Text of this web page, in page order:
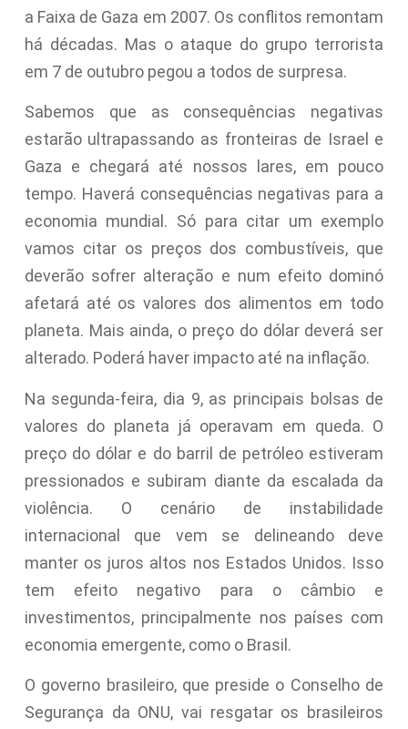
a Faixa de Gaza em 2007. Os conflitos remontam
há décadas. Mas o ataque do grupo terrorista
em 7 de outubro pegou a todos de surpresa.
Sabemos que as consequências negativas
estarão ultrapassando as fronteiras de Israel e
Gaza e chegará até nossos lares, em pouco
tempo. Haverá consequências negativas para a
economia mundial. Só para citar um exemplo
vamos citar os preços dos combustíveis, que
deverão sofrer alteração e num efeito dominó
afetará até os valores dos alimentos em todo
planeta. Mais ainda, o preço do dólar deverá ser
alterado. Poderá haver impacto até na inflação.
Na segunda-feira, dia 9, as principais bolsas de
valores do planeta já operavam em queda. O
preço do dólar e do barril de petróleo estiveram
pressionados e subiram diante da escalada da
violência. O cenário de instabilidade
internacional que vem se delineando deve
manter os juros altos nos Estados Unidos. Isso
tem efeito negativo para o câmbio e
investimentos, principalmente nos países com
economia emergente, como o Brasil.
O governo brasileiro, que preside o Conselho de
Segurança da ONU, vai resgatar os brasileiros